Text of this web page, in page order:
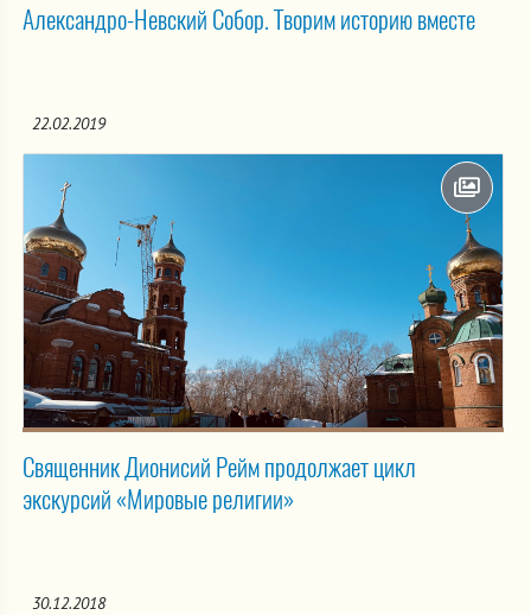
Александро-Невский Собор. Творим историю вместе
22.02.2019
Священник Дионисий Рейм продолжает цикл
экскурсий «Мировые религии»
30.12.2018